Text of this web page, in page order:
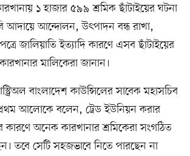
১ হাজার ৫৯৯ শ্রমিক ছাঁটাইয়ের ঘটনা
আদায়ে আন্দোলন, উৎপাদন বন্ধ রাখা,
জালিয়াতি ইত্যাদি কারণে এসব ছাঁটাইয়ের
মালিকেরা জানান।
বাংলাদেশ কাউন্সিলের সাবেক মহাসচিব
আলোকে বলেন, ট্রেড ইউনিয়ন করার
কারণে অনেক কারখানার শ্রমিকেরা সংগঠিত
তবে সেটি সহজভাবে নিতে পারছেন না